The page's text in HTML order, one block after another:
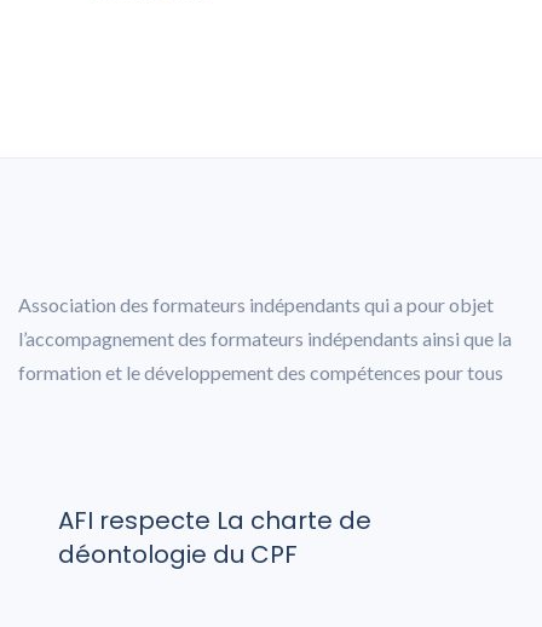
Association des formateurs indépendants qui a pour objet
l’accompagnement des formateurs indépendants ainsi que la
formation et le développement des compétences pour tous
AFI respecte La charte de
déontologie du CPF